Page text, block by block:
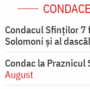
Condacul Sfinţilor 7
Solomoni şi al
Condac la
August